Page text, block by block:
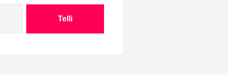
Telli